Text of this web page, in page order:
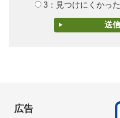
3：見つけにくかった
広告